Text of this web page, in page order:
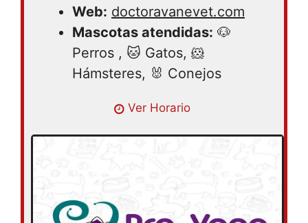
Web: doctoravanevet.com
Mascotas atendidas: 🐶
Perros , 🐱 Gatos, 🐹
Hámsteres, 🐰 Conejos
Lunes 09:00AM – 08:00PM | Martes
09:00AM – 08:00PM | Miércoles 09:00AM
– 08:00PM | Jueves 09:00AM – 08:00PM |
Ver Horario